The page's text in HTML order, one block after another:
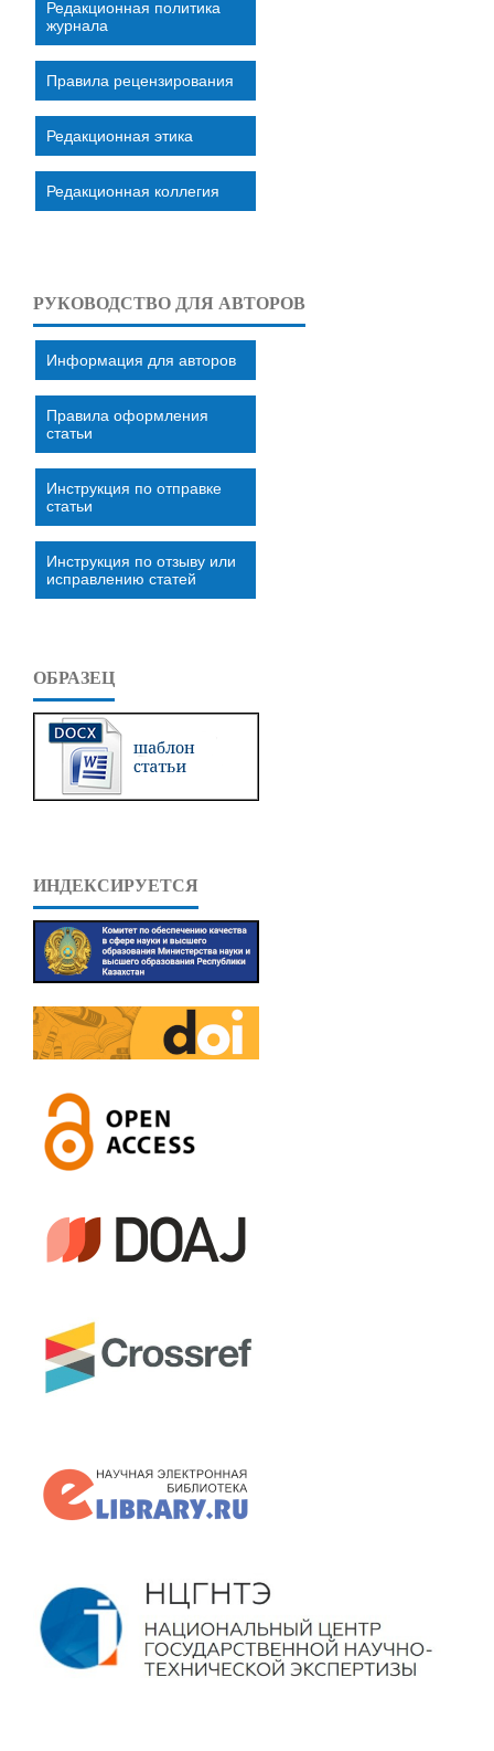
Редакционная политика
журнала
Правила рецензирования
Редакционная этика
Редакционная коллегия
РУКОВОДСТВО ДЛЯ АВТОРОВ
Информация для авторов
Правила оформления
статьи
Инструкция по отправке
статьи
Инструкция по отзыву или
исправлению статей
ОБРАЗЕЦ
ИНДЕКСИРУЕТСЯ